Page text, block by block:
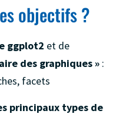
objectifs ?
ggplot2 et de
des graphiques » :
facets
principaux types de